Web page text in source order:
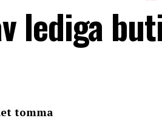
lediga
tomma